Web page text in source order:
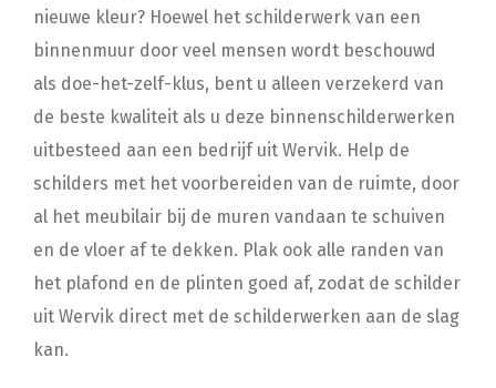
nieuwe kleur? Hoewel het schilderwerk van een
binnenmuur door veel mensen wordt beschouwd
als doe-het-zelf-klus, bent u alleen verzekerd van
de beste kwaliteit als u deze binnenschilderwerken
uitbesteed aan een bedrijf uit Wervik. Help de
schilders met het voorbereiden van de ruimte, door
al het meubilair bij de muren vandaan te schuiven
en de vloer af te dekken. Plak ook alle randen van
het plafond en de plinten goed af, zodat de schilder
uit Wervik direct met de schilderwerken aan de slag
kan.